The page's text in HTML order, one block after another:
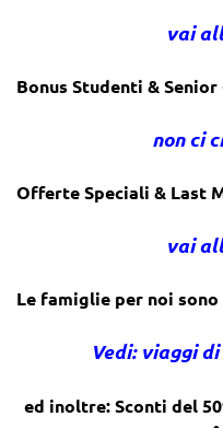
vai
Bonus Studenti & Senior
non ci
Offerte Speciali & Last
vai
Le famiglie per noi
Vedi: viaggi
ed inoltre: Sconti del